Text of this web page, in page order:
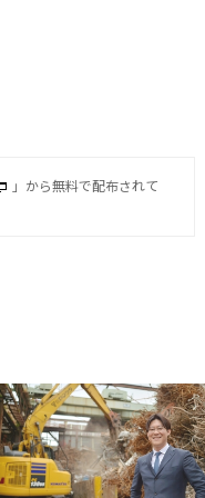
」から無料で配布されて